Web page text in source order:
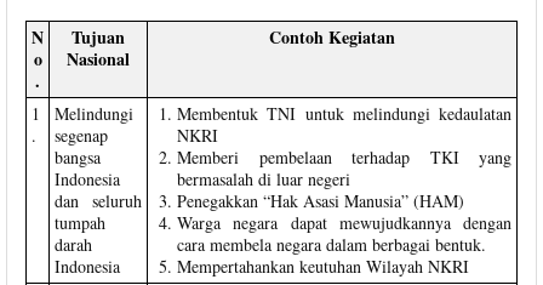
N
o
.
Tujuan
Nasional
Contoh Kegiatan
1
.
Melindungi
segenap
bangsa
Indonesia
dan seluruh
tumpah
darah
Indonesia
Membentuk TNI untuk melindungi kedaulatan
NKRI
Memberi pembelaan terhadap TKI yang
bermasalah di luar negeri
Penegakkan “Hak Asasi Manusia” (HAM)
Warga negara dapat mewujudkannya dengan
cara membela negara dalam berbagai bentuk.
Mempertahankan keutuhan Wilayah NKRI